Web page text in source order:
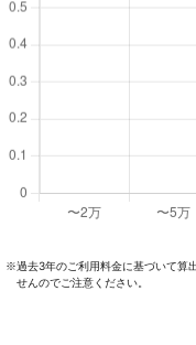
※過去3年のご利⽤料⾦に基づいて算
せんのでご注意ください。